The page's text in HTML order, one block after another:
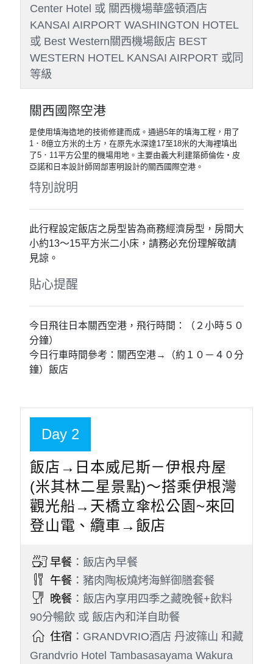
Center Hotel 或 關西機場華盛頓酒店
KANSAI AIRPORT WASHINGTON HOTEL
或 Best Western關西機場飯店 BEST
WESTERN HOTEL KANSAI AIRPORT 或同
等級
關西國際空港
是使用填海造地的技術修建而成。通過5年的填海工程，用了
1．8億立方米的土方，在原先水深達17至18米的大海裡填出
了5．11平方公里的機場用地。主要由義大利建築師倫佐‧皮
亞諾和日本設計師岡部憲明設計的關西國際空港。
特別說明
此行程設定飯店之房型皆為商務經濟房型，房間大
小約13～15平方米二小床，請務必充份理解敬請
見諒。
貼心提醒
今日飛往日本關西空港，飛行時間：（２小時５０
分鐘）
今日行車時間參考：關西空港→（約１０－４０分
鐘）飯店
Day 2
飯店→日本威尼斯－伊根舟屋
(米其林二星景點)～搭乘伊根灣
觀光船→天橋立傘松公園~來回
登山電、纜車→飯店
早餐：飯店內早餐
午餐：豬肉陶板燒烤海鮮御膳套餐
晚餐：飯店內享用四季之藏晚餐+飲料
90分暢飲 或 飯店內和洋自助餐
住宿：GRANDVRIO酒店 丹波篠山 和藏
Grandvrio Hotel Tambasasayama Wakura